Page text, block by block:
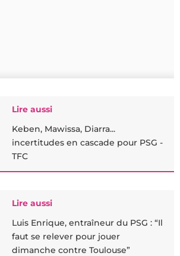
Lire aussi
Keben, Mawissa, Diarra...
incertitudes en cascade pour PSG -
TFC
Lire aussi
Luis Enrique, entraîneur du PSG : “Il
faut se relever pour jouer
dimanche contre Toulouse”